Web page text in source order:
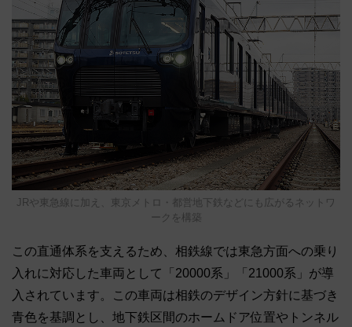
JRや東急線に加え、東京メトロ・都営地下鉄などにも広がるネットワ
ークを構築
この直通体系を支えるため、相鉄線では東急方面への乗り
入れに対応した車両として「20000系」「21000系」が導
入されています。この車両は相鉄のデザイン方針に基づき
青色を基調とし、地下鉄区間のホームドア位置やトンネル